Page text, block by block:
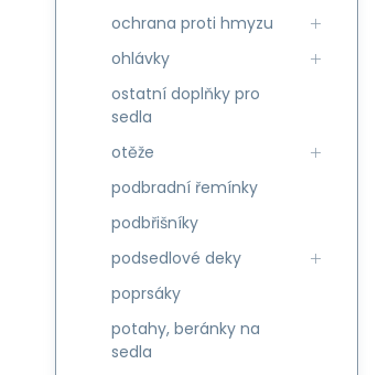
ochrana proti hmyzu
ohlávky
ostatní doplňky pro
sedla
otěže
podbradní řemínky
podbřišníky
podsedlové deky
poprsáky
potahy, beránky na
sedla